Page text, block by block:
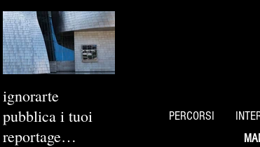
ignorarte
pubblica i tuoi
reportage
PERCORSI